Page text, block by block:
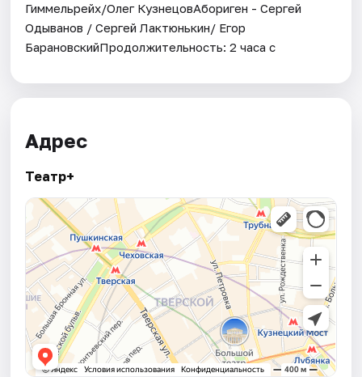
Гиммельрейх/Олег КузнецовАбориген - Сергей
Одыванов / Сергей Лактюнькин/ Егор
БарановскийПродолжительность: 2 часа с
Адрес
Театр+